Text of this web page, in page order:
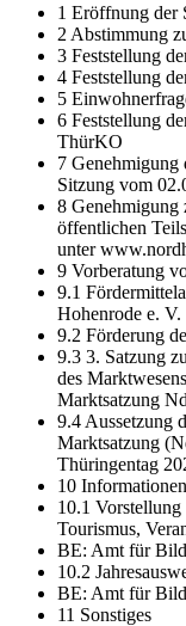
1 Eröffnung der
2 Abstimmung
3 Feststellung
4 Feststellung
5
6 Feststellung
ThürKO
7
Sitzung vom
8 Genehmigung
öffentlichen
unter
9 Vorberatung
9.1
Hohenrode e. V.
9.2 Förderung
9.3 3. Satzung
des
Marktsatzung
9.4 Aussetzung
Marktsatzung
Thüringentag
10 Informationen
10.1 Vorstellung
Tourismus,
BE: Amt für
10.2
BE: Amt für
11 Sonstiges